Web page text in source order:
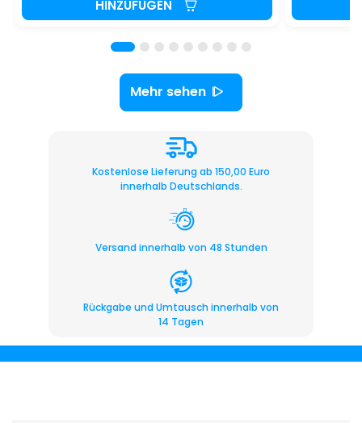
HINZUFÜGEN
Mehr sehen
Kostenlose Lieferung ab 150,00 Euro
innerhalb Deutschlands.
Versand innerhalb von 48 Stunden
Rückgabe und Umtausch innerhalb von
14 Tagen